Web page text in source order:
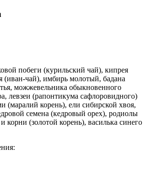
побеги (курильский чай), кипрея
(иван-чай), имбирь молотый, бадана
можжевельника обыкновенного
левзеи (рапонтикума сафлоровидного)
(маралий корень), ели сибирской хвоя,
семена (кедровый орех), родиолы
корни (золотой корень), василька синего